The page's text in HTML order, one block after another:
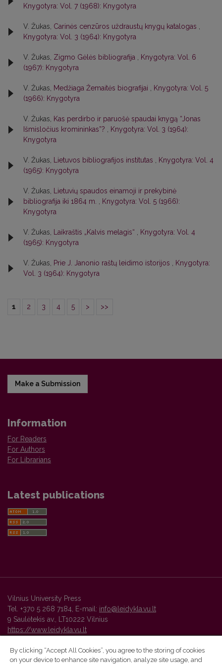
Knygotyra: Vol. 7 (1968): Knygotyra
V. Žukas, Carinės cenzūros uždraustų knygų katalogas
Knygotyra: Vol. 3 (1964): Knygotyra
V. Žukas, Zigmo Gėlės bibliografija
Knygotyra: Vol. 6
(1967): Knygotyra
V. Žukas, Medžiaga Žemaitės biografijai
Knygotyra: Vol. 5
(1966): Knygotyra
V. Žukas,
Kas perdirbo ir paruošė spaudai knygą “Jonas
Išmisločius kromininkas”?
Knygotyra: Vol. 3 (1964):
Knygotyra
V. Žukas, Lietuvos bibliografijos institutas
Knygotyra: Vol. 4
(1965): Knygotyra
V. Žukas,
Lietuvių spaudos einamoji ir prekybinė
bibliografija iki 1864 m.
Knygotyra: Vol. 5 (1966):
Knygotyra
V. Žukas, Laikraštis „Kalvis melagis“
Knygotyra: Vol. 4
(1965): Knygotyra
V. Žukas, Prie J. Janonio raštų leidimo istorijos
Knygotyra:
Vol. 3 (1964): Knygotyra
1 2 3 4 5 > >>
Make a Submission
Information
For Readers
For Authors
For Librarians
Latest publications
Vilnius University Press
Tel. +370 5 268 7184, E-mail: info@leidykla.vu.lt
9 Saulėtekis av., LT10222 Vilnius
https://www.leidykla.vu.lt
By clicking “Accept All Cookies”, you agree to the storing of cookies
on your device to enhance site navigation, analyze site usage, and